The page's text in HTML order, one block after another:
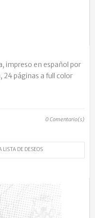
impreso en español por
24 páginas a full color
0Comentario(s)
LISTA DE DESEOS